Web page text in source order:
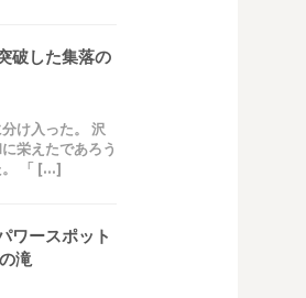
破した集落の
け入った。 沢
栄えたであろう
。 「 […]
ワースポット
滝